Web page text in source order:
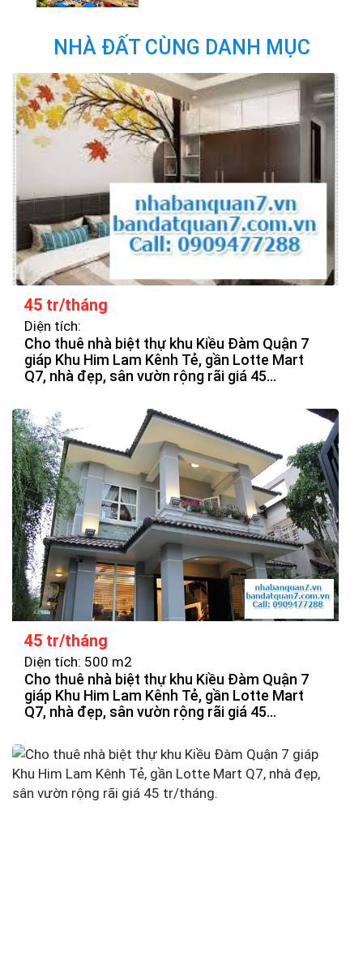
NHÀ ĐẤT CÙNG DANH MỤC
45 tr/tháng
Diện tích:
Cho thuê nhà biệt thự khu Kiều Đàm Quận 7
giáp Khu Him Lam Kênh Tẻ, gần Lotte Mart
Q7, nhà đẹp, sân vườn rộng rãi giá 45
45 tr/tháng
Diện tích: 500 m2
Cho thuê nhà biệt thự khu Kiều Đàm Quận 7
giáp Khu Him Lam Kênh Tẻ, gần Lotte Mart
Q7, nhà đẹp, sân vườn rộng rãi giá 45